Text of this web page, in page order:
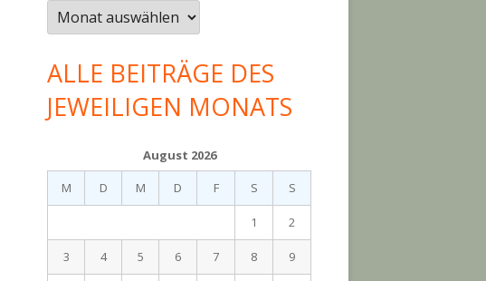
Was
gab
es
im…
ALLE BEITRÄGE DES
JEWEILIGEN MONATS
August 2026
M
D M D F S S
1 2
3 4 5 6 7 8 9